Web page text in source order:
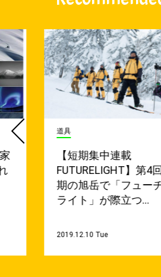
道具
【短期集中連載
FUTURELIGHT】第4
期の旭岳で「フュー
ライト」が際立つ…
2019.12.10 Tue